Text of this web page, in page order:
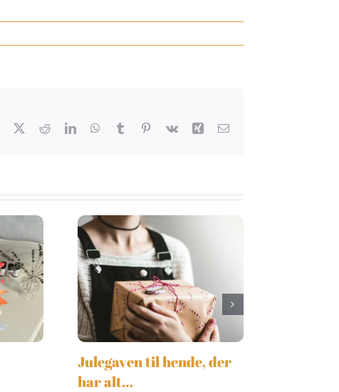
Facebook
X RedditLinkedInWhatsApp
TumblrPinterest
Vk Xing E-
Julegaven til hende, der
har alt…